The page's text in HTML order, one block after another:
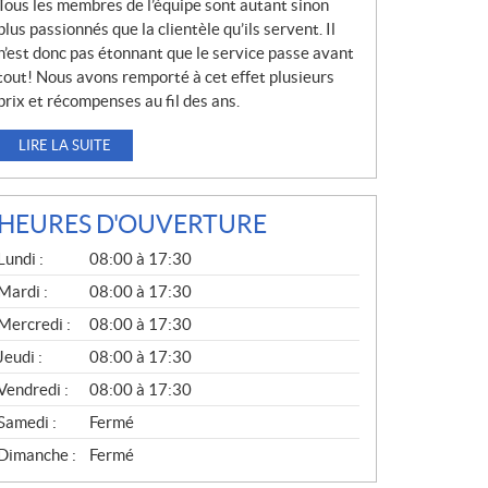
les membres de l’équipe sont autant sinon
passionnés que la clientèle qu’ils servent. Il
donc pas étonnant que le service passe avant
Nous avons remporté à cet effet plusieurs
et récompenses au fil des ans.
LIRE LA SUITE
HEURES D'OUVERTURE
Lundi :
08:00 à 17:30
Mardi :
08:00 à 17:30
Mercredi :
08:00 à 17:30
:
08:00 à 17:30
:
08:00 à 17:30
:
Fermé
Dimanche :
Fermé